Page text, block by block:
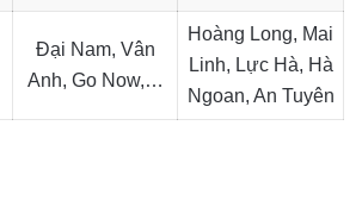
Đại Nam, Vân
Anh, Go Now,…
Hoàng Long, Mai
Linh, Lực Hà, Hà
Ngoan, An Tuyên